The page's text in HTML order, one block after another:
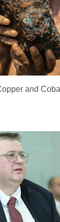
and